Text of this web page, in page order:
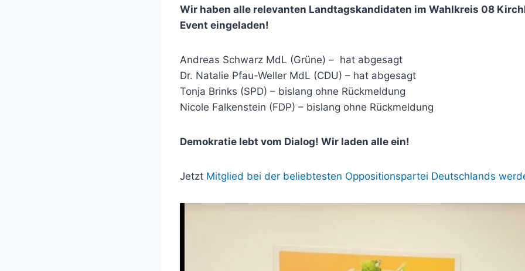
Wir haben alle relevanten Landtagskandidaten im Wahlkreis 08
Event eingeladen!
Andreas Schwarz MdL (Grüne) – hat abgesagt
Dr. Natalie Pfau-Weller MdL (CDU) – hat abgesagt
Tonja Brinks (SPD) – bislang ohne Rückmeldung
Nicole Falkenstein (FDP) – bislang ohne Rückmeldung
Demokratie lebt vom Dialog! Wir laden alle ein!
Jetzt Mitglied bei der beliebtesten Oppositionspartei Deutschlands